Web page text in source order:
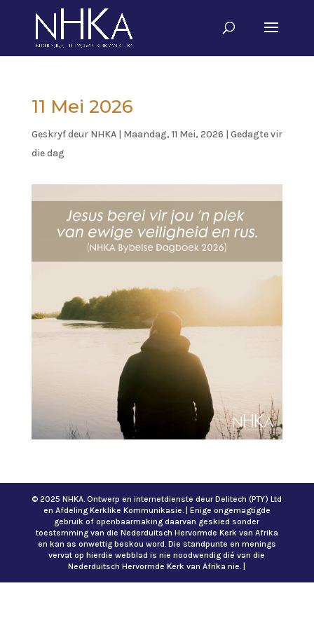
11 Mei 2026
Geskryf deur NHKA| Maandag, 11 Mei, 2026 | Gedagte vir
die dag
© 2025 NHKA. Ontwerp en internetdienste deur Delitech (PTY) Ltd
en Afdeling Kerklike Kommunikasie. | Enige ongemagtigde
gebruik of openbaarmaking daarvan geskied sonder
toestemming van die Nederduitsch Hervormde Kerk van Afrika
en kan as onwettig beskou word. Die standpunte en menings
vervat op hierdie webblad is nie noodwendig dié van die
Nederduitsch Hervormde Kerk van Afrika nie. |